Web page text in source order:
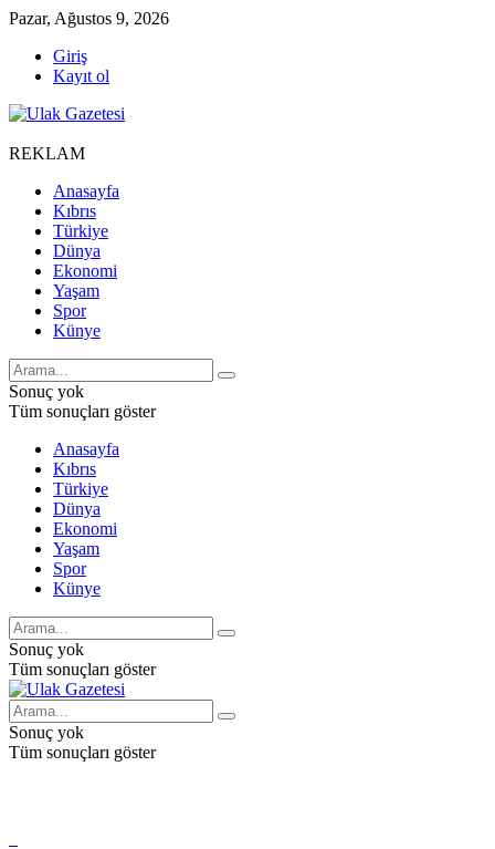
Pazar, Ağustos 9, 2026
Giriş
Kayıt ol
REKLAM
Anasayfa
Kıbrıs
Türkiye
Dünya
Ekonomi
Yaşam
Spor
Künye
Sonuç yok
Tüm sonuçları göster
Anasayfa
Kıbrıs
Türkiye
Dünya
Ekonomi
Yaşam
Spor
Künye
Sonuç yok
Tüm sonuçları göster
Sonuç yok
Tüm sonuçları göster